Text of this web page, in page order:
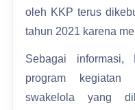
oleh KKP terus
tahun 2021 karena
Sebagai informasi,
program kegiatan
swakelola yang